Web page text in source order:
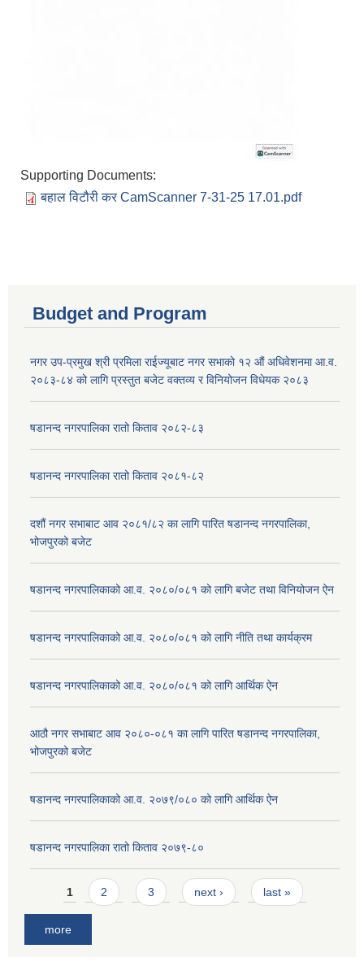
Supporting Documents:
बहाल विटौरी कर CamScanner 7-31-25 17.01.pdf
Budget and Program
नगर उप-प्रमुख श्री प्रमिला राईज्यूबाट नगर सभाको १२ ‍औं अधिवेशनमा आ.व.
२०८३-८४ को लागि प्रस्तुत बजेट वक्तव्य र विनियोजन विधेयक २०८३
षडानन्द नगरपालिका रातो किताव २०८२-८३
षडानन्द नगरपालिका रातो किताव २०८१-८२
दशौं नगर सभाबाट आव २०८१/८२ का लागि पारित षडानन्द नगरपालिका,
भोजपुरको बजेट
षडानन्द नगरपालिकाको आ.व. २०८०/०८१ को लागि बजेट तथा विनियोजन ऐन
षडानन्द नगरपालिकाको आ.व. २०८०/०८१ को लागि नीति तथा कार्यक्रम
षडानन्द नगरपालिकाको आ.व. २०८०/०८१ को लागि आर्थिक ऐन
आठौ नगर सभाबाट आव २०८०-०८१ का लागि पारित षडानन्द नगरपालिका,
भोजपुरको बजेट
षडानन्द नगरपालिकाको आ.व. २०७९/०८० को लागि आर्थिक ऐन
षडानन्द नगरपालिका रातो किताव २०७९-८०
Pages
1 2 3 next › last »
more